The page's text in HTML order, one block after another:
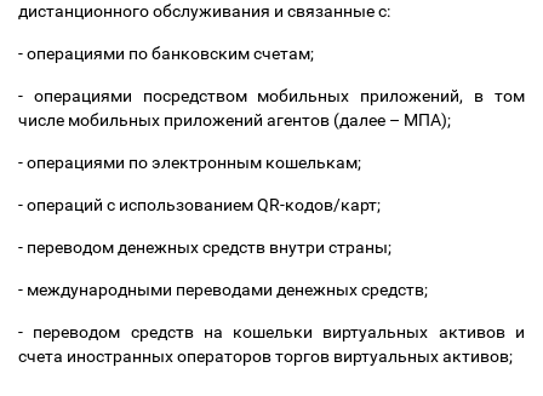
дистанционного обслуживания и связанные с:
- операциями по банковским счетам;
- операциями посредством мобильных приложений, в том
числе мобильных приложений агентов (далее – МПА);
- операциями по электронным кошелькам;
- операций с использованием QR-кодов/карт;
- переводом денежных средств внутри страны;
- международными переводами денежных средств;
- переводом средств на кошельки виртуальных активов и
счета иностранных операторов торгов виртуальных активов;